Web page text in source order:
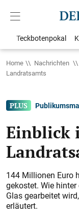
Teckbotenpokal
Home Nachrichten
Landratsamts
Einblick
144 Millionen Euro
gekostet. Wie
Glas gearbeitet
erläutert.